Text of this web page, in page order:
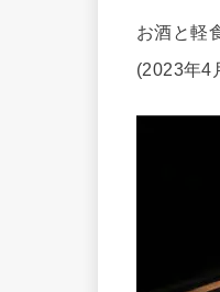
お酒と軽
(2023年4